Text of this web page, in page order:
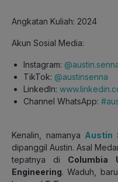
Angkatan Kuliah: 2024
Akun Sosial Media:
Instagram:
TikTok: @austinsenna
LinkedIn:
Channel WhatsApp:
Kenalin, namanya Austin
dipanggil Austin. Asal
tepatnya di Columbia
Engineering. Waduh, baru